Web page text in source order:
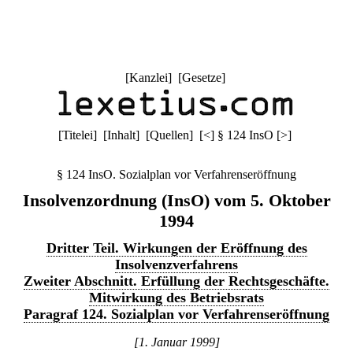
[Kanzlei] [Gesetze]
[Titelei] [Inhalt] [Quellen] [<] § 124 InsO [>]
§ 124 InsO. Sozialplan vor Verfahrenseröffnung
Insolvenzordnung (InsO) vom 5. Oktober
1994
Dritter Teil. Wirkungen der Eröffnung des
Insolvenzverfahrens
Zweiter Abschnitt. Erfüllung der Rechtsgeschäfte.
Mitwirkung des Betriebsrats
Paragraf 124. Sozialplan vor Verfahrenseröffnung
[1. Januar 1999]